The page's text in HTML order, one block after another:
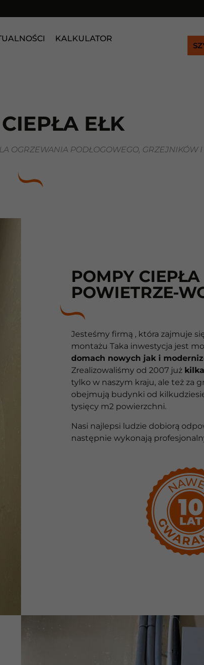
KALKULATOR
EŁK
OGRZEWANIA PODŁOGOWEGO, GRZEJNIKÓW
POMPY CIEPŁA
POWIETRZE-
Jesteśmy firmą , która zajmuje
montażu Taka inwestycja jest
domach nowych jak i
Zrealizowaliśmy od 2007 już
tylko w naszym kraju, ale też za
obejmują budynki od
tysięcy m2 powierzchni.
Nasi najlepsi ludzie dobiorą
następnie wykonają